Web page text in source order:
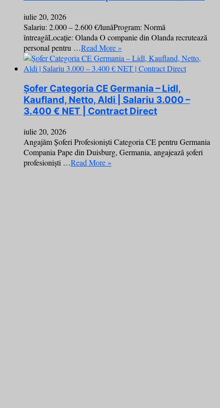
iulie 20, 2026
Salariu: 2.000 – 2.600 €/lunăProgram: Normă
întreagăLocație: Olanda O companie din Olanda recrutează
personal pentru …Read More »
Șofer Categoria CE Germania – Lidl,
Kaufland, Netto, Aldi | Salariu 3.000 –
3.400 € NET | Contract Direct
iulie 20, 2026
Angajăm Șoferi Profesioniști Categoria CE pentru Germania
Compania Pape din Duisburg, Germania, angajează șoferi
profesioniști …Read More »